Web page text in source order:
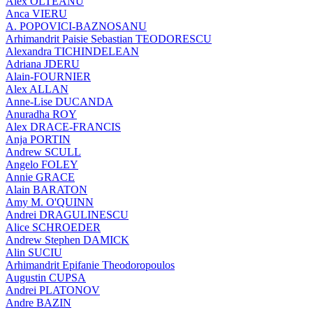
Anca VIERU
A. POPOVICI-BAZNOSANU
Arhimandrit Paisie Sebastian TEODORESCU
Alexandra TICHINDELEAN
Adriana JDERU
Alain-FOURNIER
Alex ALLAN
Anne-Lise DUCANDA
Anuradha ROY
Alex DRACE-FRANCIS
Anja PORTIN
Andrew SCULL
Angelo FOLEY
Annie GRACE
Alain BARATON
Amy M. O'QUINN
Andrei DRAGULINESCU
Alice SCHROEDER
Andrew Stephen DAMICK
Alin SUCIU
Arhimandrit Epifanie Theodoropoulos
Augustin CUPSA
Andrei PLATONOV
Andre BAZIN